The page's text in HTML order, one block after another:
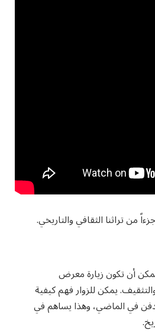
من تراثنا الثقافي والتاريخي.
أن تكون زيارة معرض
يمكن للزوار فهم كيفية
في الماضي، وهذا يساهم في